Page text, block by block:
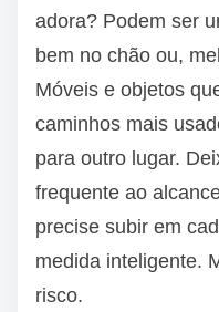
adora? Podem ser
bem no chão ou,
Móveis e objetos
caminhos mais
para outro lugar.
frequente ao
precise subir em
medida inteligente.
risco.